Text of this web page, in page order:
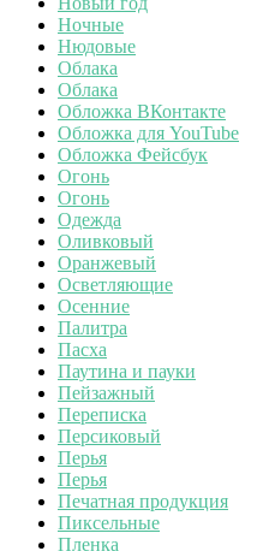
Ночные
Нюдовые
Облака
Облака
Обложка ВКонтакте
Обложка для YouTube
Обложка Фейсбук
Огонь
Огонь
Одежда
Оливковый
Оранжевый
Осветляющие
Осенние
Палитра
Пасха
Паутина и пауки
Пейзажный
Переписка
Персиковый
Перья
Перья
Печатная продукция
Пиксельные
Пленка